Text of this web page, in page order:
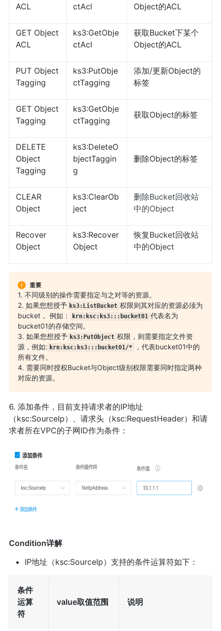
ACL
ctAcl
Object的ACL
GET Object
ACL
ks3:GetObje
ctAcl
获取Bucket下某个
Object的ACL
PUT Object
Tagging
ks3:PutObje
ctTagging
添加/更新Object的
标签
GET Object
Tagging
ks3:GetObje
ctTagging
获取Object的标签
DELETE
Object
Tagging
ks3:DeleteO
bjectTaggin
g
删除Object的标签
CLEAR
Object
ks3:ClearOb
ject
删除Bucket回收站
中的Object
Recover
Object
ks3:Recover
Object
恢复Bucket回收站
中的Object
1. 不同级别的操作需要指定与之对等的资源。
2. 如果您想授予 ks3:ListBucket 权限则其对应的资源必须为
bucket， 例如：
krn:ksc:ks3:::bucket01 代表名为
bucket01的存储空间。
3. 如果您想授予 ks3:PutObject 权限，则需要指定文件资
源，例如: krn:ksc:ks3:::bucket01/*
，代表bucket01中的
所有文件。
4. 需要同时授权Bucket与Object级别权限需要同时指定两种
对应的资源。
6. 添加条件，目前支持请求者的IP地址
（ksc:SourceIp）、请求头（ksc:RequestHeader）和请
求者所在VPC的子网ID作为条件：
Condition详解
IP地址（ksc:SourceIp）支持的条件运算符如下：
条件
运算
符
value取值范围 说明